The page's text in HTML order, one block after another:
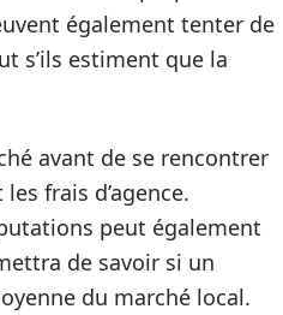
également tenter de
s’ils estiment que la
avant de se rencontrer
frais d’agence.
peut également
de savoir si un
du marché local.